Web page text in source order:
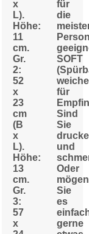
x
L).
Höhe:
11
cm.
Gr.
2:
52
x
23
cm
(B
x
L).
Höhe:
13
cm.
Gr.
3:
57
x
für
die
SOFT
für
Sind
Sie
und
Oder
mögen
Sie
es
gerne